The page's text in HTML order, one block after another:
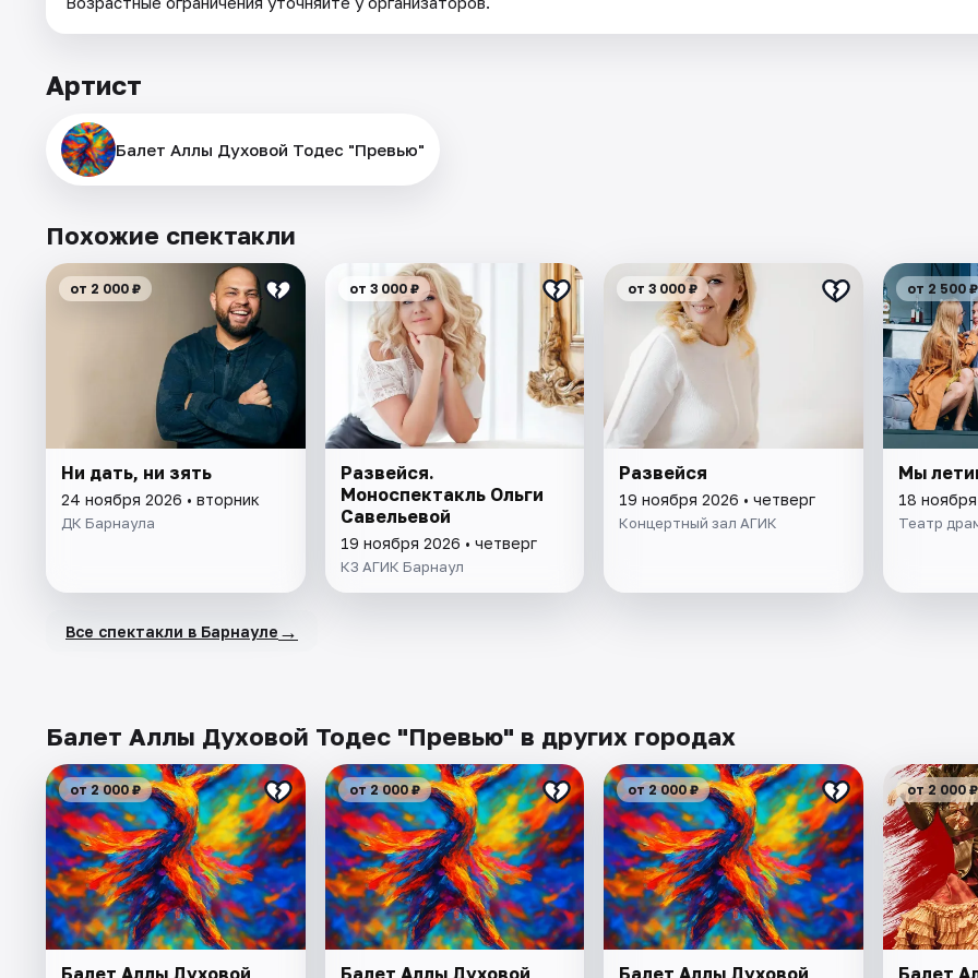
Артист
Балет Аллы Духовой Тодес "Превью"
Похожие спектакли
от 2 000 ₽
Ни дать, ни зять
24 ноября 2026 • вторник
ДК Барнаула
от 3 000 ₽
Развейся.
Моноспектакль Ольги
Савельевой
19 ноября 2026 • четверг
КЗ АГИК Барнаул
от 3 000 ₽
Развейся
19 ноября 2026 • четверг
Концертный зал АГИК
от 2 500 ₽
Мы
18
Театр
Все спектакли в Барнауле →
Балет Аллы Духовой Тодес "Превью" в других городах
от 2 000 ₽ от 2 000 ₽ от 2 000 ₽ от 2 000 ₽